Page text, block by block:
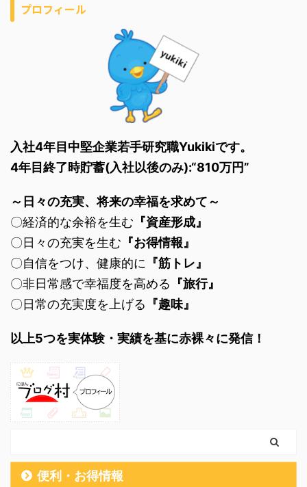
プロフィール
入社4年目中堅企業若手研究職Yukikiです。
4年目終了時貯蓄(入社以後のみ):“810万円”
～日々の充実、将来の幸福を求めて～
〇経済的な余裕を生む 『資産形成』
〇日々の充実を生む 『お得情報』
〇自信をつけ、健康的に 『筋トレ』
〇非日常感で幸福度を高める 『旅行』
〇日常の充実度を上げる 『趣味』
以上5つを実体験・実績を基に赤裸々に発信！
便利・お得情報